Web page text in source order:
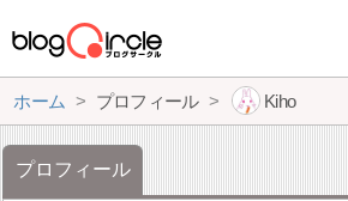
ホーム プロフィール Kiho
プロフィール